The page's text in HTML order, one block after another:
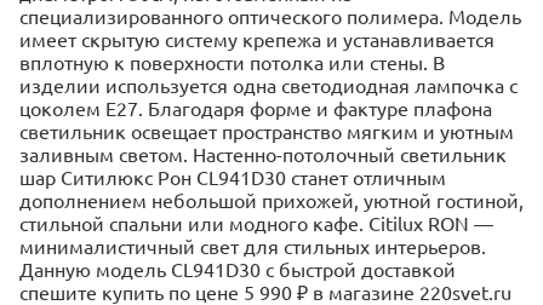
специализированного оптического полимера. Модель
имеет скрытую систему крепежа и устанавливается
вплотную к поверхности потолка или стены. В
изделии используется одна светодиодная лампочка с
цоколем Е27. Благодаря форме и фактуре плафона
светильник освещает пространство мягким и уютным
заливным светом. Настенно-потолочный светильник
шар Ситилюкс Рон CL941D30 станет отличным
дополнением небольшой прихожей, уютной гостиной,
стильной спальни или модного кафе. Citilux RON —
минималистичный свет для стильных интерьеров.
Данную модель CL941D30 с быстрой доставкой
спешите купить по цене 5 990 ₽ в магазине 220svet.ru